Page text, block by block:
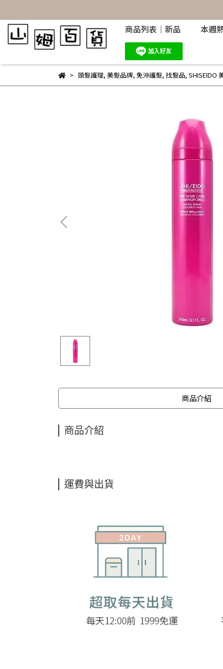
商品列表｜新品 本週
頭髮護理, 美髮品牌, 免沖護髮, 找髮品, SHISEIDO
商品介紹
商品介紹
運費與出貨